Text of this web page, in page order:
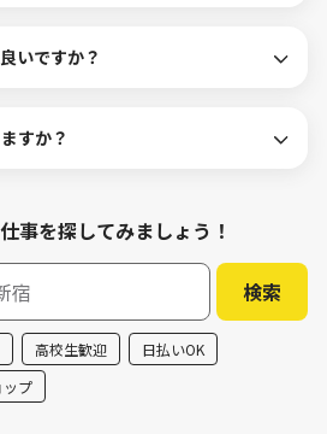
いですか？
すか？
事を探してみましょう！
高校生歓迎
日払いOK
ップ